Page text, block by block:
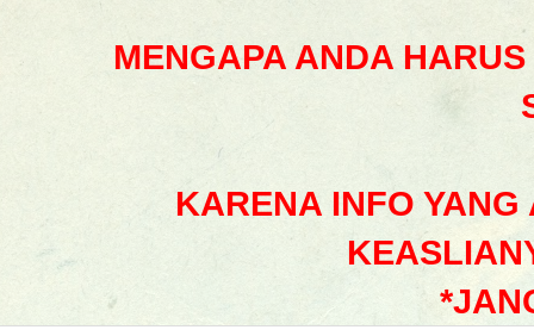
MENGAPA ANDA
KARENA INFO